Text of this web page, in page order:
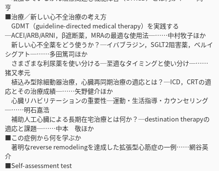
亨
■治療／新しい心不全治療の考え方
GDMT（guideline-directed medical therapy）を実践する
─ACEI/ARB/ARNI，β遮断薬，MRAの最適な使用法─……中村牧子ほか
新しい心不全薬をどう使うか？─イバブラジン，SGLT2阻害薬，ベルイ
シグアト─……多田篤司ほか
さまざまな利尿薬を使い分ける─至適なタイミングと使い分け─……
猪又孝元
植込み型除細動器治療，心臓再同期治療の適応とは？─ICD，CRTの適
応とその治療成績─……矢野健介ほか
心臓リハビリテーションの重要性─運動・生活指導・カウンセリング
─……明石嘉浩
補助人工心臓による長期在宅治療とは何か？─destination therapyの
適応と課題─……中本 敬ほか
■この症例から何を学ぶか
著明なreverse remodelingを達成した拡張型心筋症の一例……網谷英
介
■Self-assessment test